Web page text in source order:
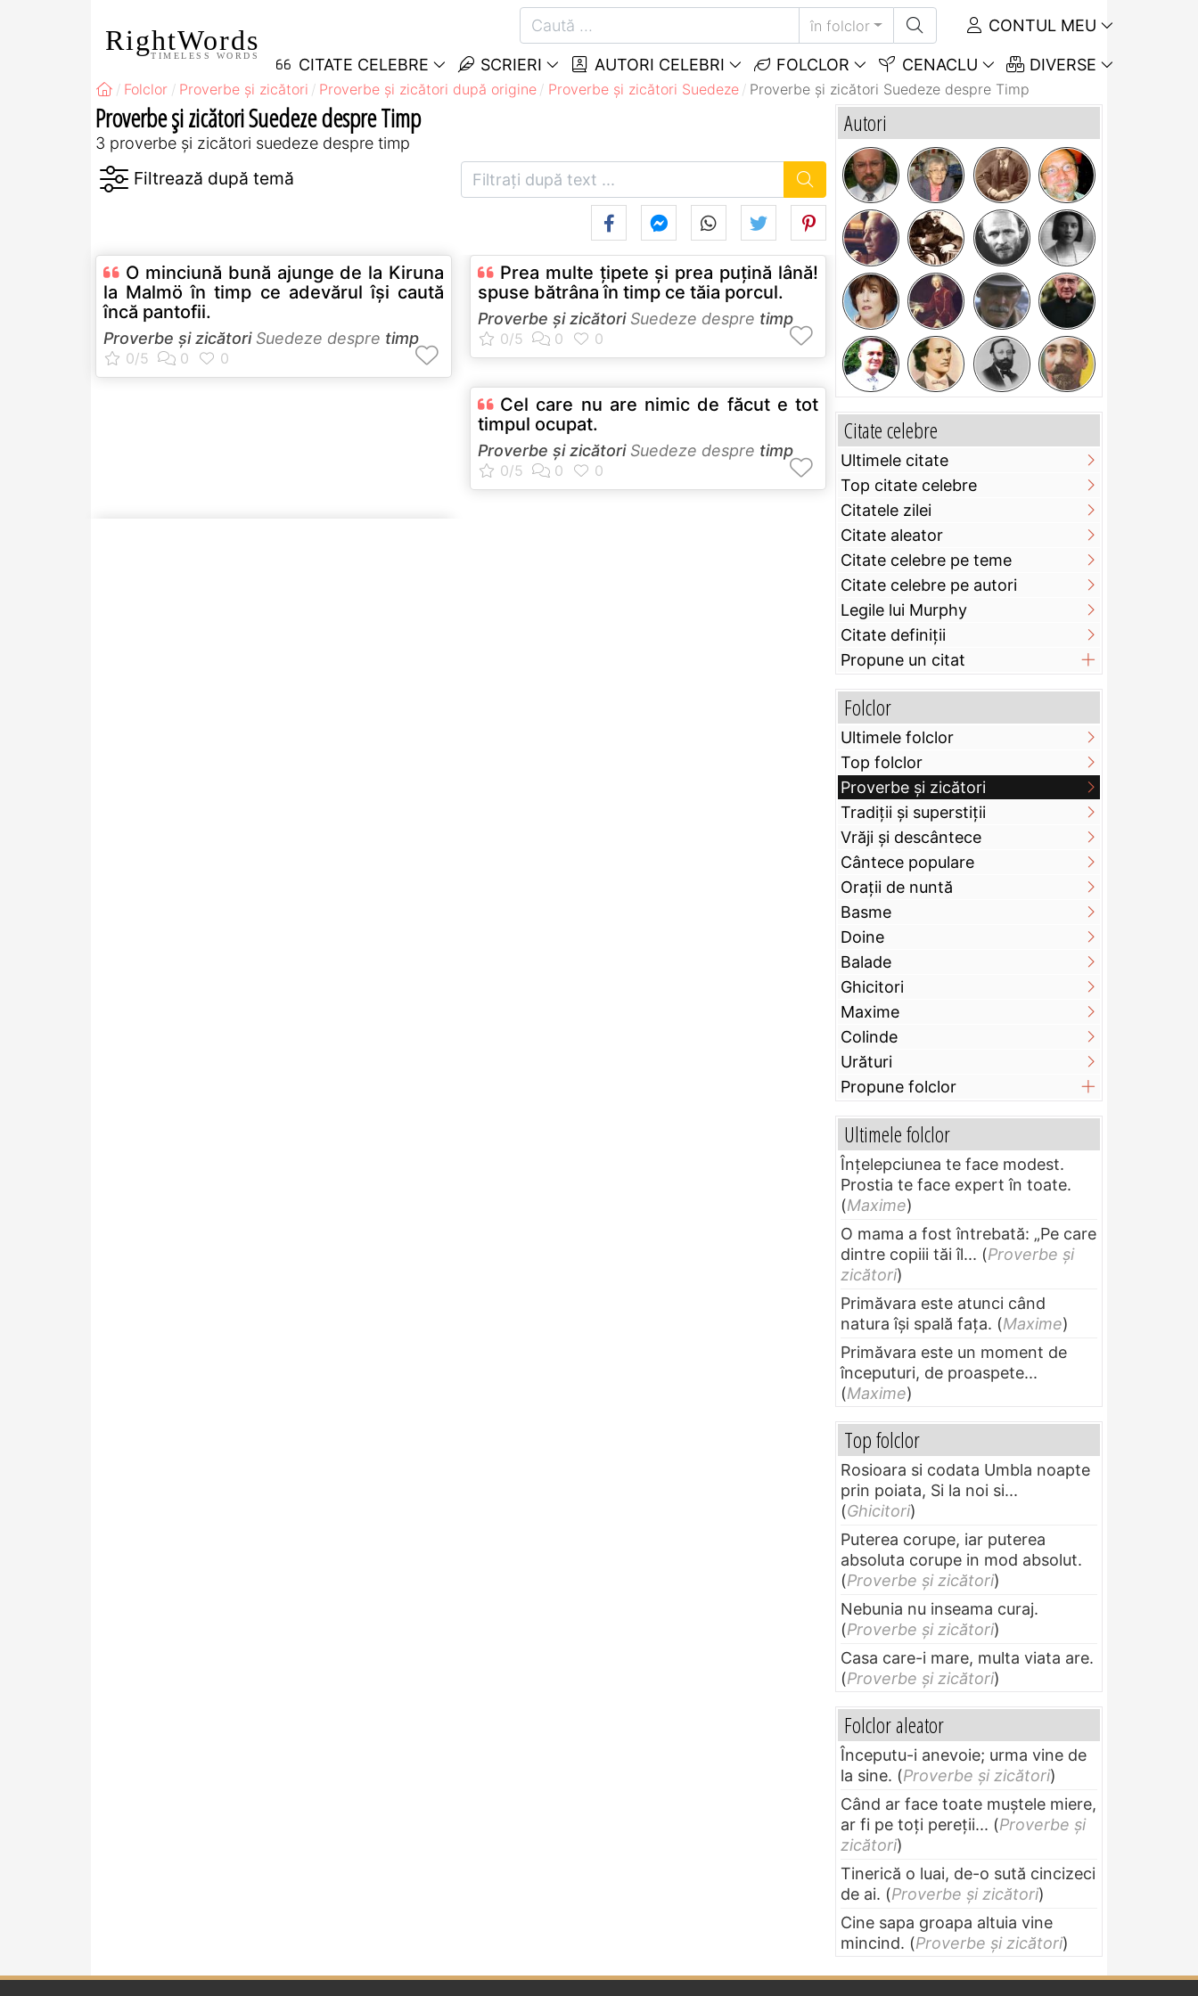
RightWords
TIMELESS WORDS
în folclor CONTUL MEU
CITATE CELEBRE SCRIERI AUTORI CELEBRI FOLCLOR CENACLU DIVERSE
Folclor Proverbe și zicători Proverbe și zicători după origine Proverbe și zicători Suedeze Proverbe și zicători Suedeze despre Timp
Proverbe și zicători Suedeze despre Timp
3 proverbe și zicători suedeze despre timp
O minciună bună ajunge de la Kiruna
la Malmö în timp ce adevărul îşi caută
încă pantofii.
Proverbe și zicătoriSuedeze despre timp
Prea multe ţipete şi prea puţină lână!
spuse bătrâna în timp ce tăia porcul.
Proverbe și zicătoriSuedeze despre timp
Cel care nu are nimic de făcut e tot
timpul ocupat.
Proverbe și zicătoriSuedeze despre timp
Autori
Citate celebre
Ultimele citate
Top citate celebre
Citatele zilei
Citate aleator
Citate celebre pe teme
Citate celebre pe autori
Legile lui Murphy
Citate definiţii
Propune un citat
Folclor
Ultimele folclor
Top folclor
Proverbe și zicători
Tradiții și superstiții
Vrăji și descântece
Cântece populare
Orații de nuntă
Basme
Doine
Balade
Ghicitori
Maxime
Colinde
Urături
Propune folclor
Ultimele folclor
Înțelepciunea te face modest.
Prostia te face expert în toate.
(Maxime)
O mama a fost întrebată: „Pe care
dintre copiii tăi îl... (Proverbe și
zicători)
Primăvara este atunci când
natura își spală fața. (Maxime)
Primăvara este un moment de
începuturi, de proaspete...
(Maxime)
Top folclor
Rosioara si codata Umbla noapte
prin poiata, Si la noi si...
(Ghicitori)
Puterea corupe, iar puterea
absoluta corupe in mod absolut.
(Proverbe și zicători)
Nebunia nu inseama curaj.
(Proverbe și zicători)
Casa care-i mare, multa viata are.
(Proverbe și zicători)
Folclor aleator
Începutu-i anevoie; urma vine de
la sine. (Proverbe și zicători)
Când ar face toate muştele miere,
ar fi pe toţi pereţii... (Proverbe și
zicători)
Tinerică o luai, de-o sută cincizeci
de ai. (Proverbe și zicători)
Cine sapa groapa altuia vine
mincind. (Proverbe și zicători)